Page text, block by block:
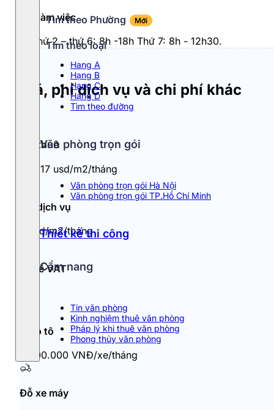
Tìm theo Phường Mới
Tìm theo loại
Hang A
Hạng B
Hạng C
Hạng D
Tìm theo đường
Văn phòng trọn gói
Văn phòng trọn gói Hà Nội
Văn phòng trọn gói TP.Hồ Chí Minh
Thiết kế thi công
Cẩm nang
Tin văn phòng
Kinh nghiệm thuê văn phòng
Pháp lý khi thuê văn phòng
Phong thủy văn phòng
Giờ làm việc
Từ thứ 2 – thứ 6: 8h -18h Thứ 7: 8h - 12h30.
Giá, phí dịch vụ và chi phí khác
Giá thuê
13 - 17 usd/m2/tháng
Phí dịch vụ
5 usd/m2/tháng
Thuế VAT
Đỗ ô tô
2.200.000 VNĐ/xe/tháng
Đỗ xe máy